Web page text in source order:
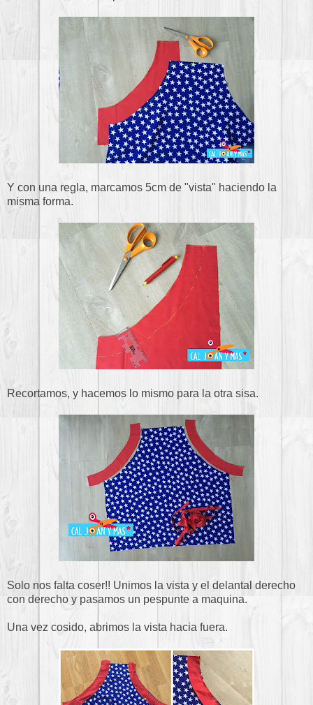
Y con una regla, marcamos 5cm de "vista" haciendo la
misma forma.
Recortamos, y hacemos lo mismo para la otra sisa.
Solo nos falta coser!! Unimos la vista y el delantal derecho
con derecho y pasamos un pespunte a maquina.
Una vez cosido, abrimos la vista hacia fuera.